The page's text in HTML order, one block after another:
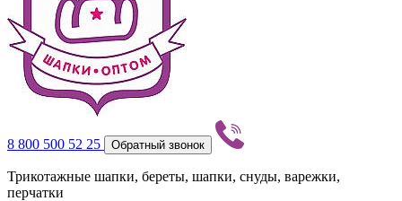
8 800 500 52 25 Обратный звонок
Трикотажные шапки, береты, шапки, снуды, варежки,
перчатки